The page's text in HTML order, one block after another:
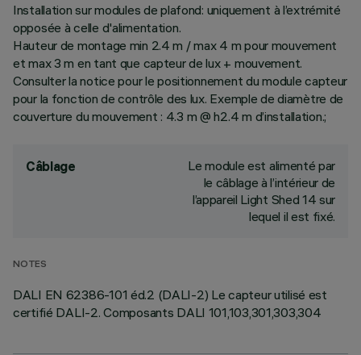
Installation sur modules de plafond: uniquement à l’extrémité
opposée à celle d'alimentation.
Hauteur de montage min 2.4 m / max 4 m pour mouvement
et max 3 m en tant que capteur de lux + mouvement.
Consulter la notice pour le positionnement du module capteur
pour la fonction de contrôle des lux. Exemple de diamètre de
couverture du mouvement : 4.3 m @ h2.4 m d’installation.;
Câblage
Le module est alimenté par
le câblage à l’intérieur de
l’appareil Light Shed 14 sur
lequel il est fixé.
NOTES
DALI EN 62386-101 éd.2 (DALI-2) Le capteur utilisé est
certifié DALI-2. Composants DALI 101,103,301,303,304